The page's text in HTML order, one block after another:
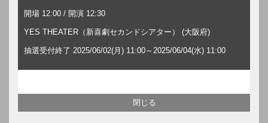
開場 12:00 / 開演 12:30
YES THEATER（新喜劇セカンドシアター） (大阪府)
抽選受付終了 2025/06/02(月) 11:00～2025/06/04(水) 11:00